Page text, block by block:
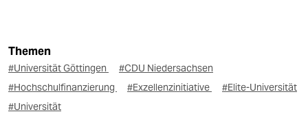
Themen
#Universität Göttingen
#CDU Niedersachsen
#Hochschulfinanzierung
#Exzellenzinitiative
#Elite-Universität
#Universität